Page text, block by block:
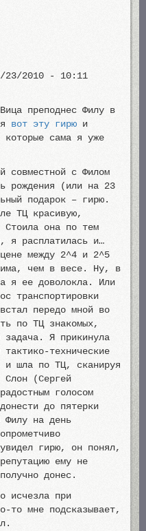
23/2010 - 10:11
преподнес Филу в
вот эту гирю и
которые сама я уже
совместной с Филом
рождения (или на 23
подарок – гирю.
ТЦ красивую,
Стоила она по тем
я расплатилась и…
между 2^4 и 2^5
чем в весе. Ну, в
я ее доволокла. Или
транспортировки
передо мной во
по ТЦ знакомых,
Я прикинула
технические
и шла по ТЦ, сканируя
(Сергей
голосом
до пятерки
Филу на день
гирю, он понял,
ему не
донес.
исчезла при
то мне подсказывает,